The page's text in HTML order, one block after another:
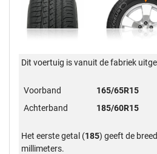
Dit voertuig is vanuit de fabriek
Voorband
165/65R15
Achterband
185/60R15
Het eerste getal (185) geeft de
millimeters.